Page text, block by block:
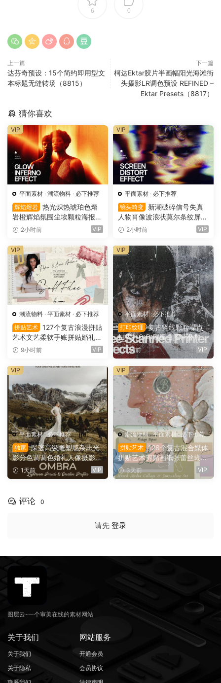
6 0
上一篇
达芬奇预设：15个简约即用型文
本标题无缝转场（8815）
下一篇
柯达Ektar胶片半画幅阳光海滩街
头摄影LR调色预设 REFINED –
Ektar Presets（8817）
猜你喜欢
平面素材 · 潮流物料 · 必下推荐
辉焰熔岩 热光炽热琥珀色熔
岩橙辉焰氛围尘埃颗粒海报封
面设计PSD特效样机 Glow Inf
2小时前 VIP
VIP
平面素材 · 必下推荐
镜头畸变
新潮破碎信号失真
人物肖像波浪状莫尔条纹屏幕
畸变专辑封面音乐海报传单P
ortion Effect（16156）
2小时前 VIP
VIP
潮流物料 · 平面素材 · 必下推荐
拼贴艺术
127个复古浪漫拼贴
艺术文艺柔软手账拼贴婚礼纸
张边框信封蕾丝蝴蝶结小物件
oft Files: Minimal Archive Co
llage（16152）
9小时前 VIP
VIP
平面素材·必下推荐
打印纹理
复古竖线颗粒噪点
扫描打印印刷黑白图片叠加滤
镜PAT 图案纹理+PS动作+GR
D 渐变预设 Züli – +10 Scann
ed-Printer Effects（1674
9）
1天前 VIP
VIP
平面素材·必下推荐
独家
深邃高级雕塑感杂志光
影分色调调色婚礼人像摄影Li
ghtroom预设 Archipelago Q
uest – QUEST 61 OMBRA
1天前 VIP
VIP
潮流物料·平面素材· 必下推荐
拼贴艺术 128个复古混合媒体
拼贴艺术剪贴画纸张蕾丝蝴蝶
结珍珠缎带纺织品PNG免扣图
片设计套装 Layer by Layer:
3天前 VIP
VIP
评论 0
请先 登录
图层云-一个审美在线的素材网站
关于我们
关于我们
关于隐私
网站服务
开通会员
会员协议